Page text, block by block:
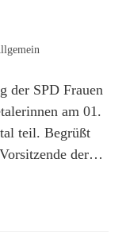
der SPD Frauen
am 01.
teil. Begrüßt
der…